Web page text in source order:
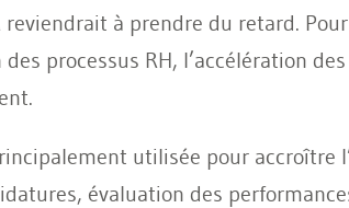
à prendre du retard.
processus RH, l’accélération
utilisée pour accroître
évaluation des